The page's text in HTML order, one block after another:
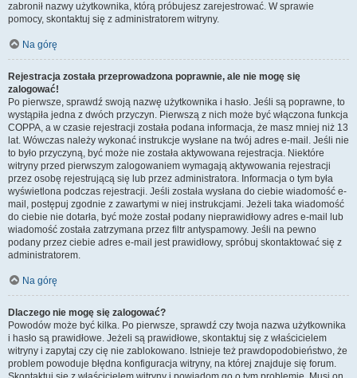
zabronił nazwy użytkownika, którą próbujesz zarejestrować. W sprawie
pomocy, skontaktuj się z administratorem witryny.
Na górę
Rejestracja została przeprowadzona poprawnie, ale nie mogę się
zalogować!
Po pierwsze, sprawdź swoją nazwę użytkownika i hasło. Jeśli są poprawne, to
wystąpiła jedna z dwóch przyczyn. Pierwszą z nich może być włączona funkcja
COPPA, a w czasie rejestracji została podana informacja, że masz mniej niż 13
lat. Wówczas należy wykonać instrukcje wysłane na twój adres e-mail. Jeśli nie
to było przyczyną, być może nie została aktywowana rejestracja. Niektóre
witryny przed pierwszym zalogowaniem wymagają aktywowania rejestracji
przez osobę rejestrującą się lub przez administratora. Informacja o tym była
wyświetlona podczas rejestracji. Jeśli została wysłana do ciebie wiadomość e-
mail, postępuj zgodnie z zawartymi w niej instrukcjami. Jeżeli taka wiadomość
do ciebie nie dotarła, być może został podany nieprawidłowy adres e-mail lub
wiadomość została zatrzymana przez filtr antyspamowy. Jeśli na pewno
podany przez ciebie adres e-mail jest prawidłowy, spróbuj skontaktować się z
administratorem.
Na górę
Dlaczego nie mogę się zalogować?
Powodów może być kilka. Po pierwsze, sprawdź czy twoja nazwa użytkownika
i hasło są prawidłowe. Jeżeli są prawidłowe, skontaktuj się z właścicielem
witryny i zapytaj czy cię nie zablokowano. Istnieje też prawdopodobieństwo, że
problem powoduje błędna konfiguracja witryny, na której znajduje się forum.